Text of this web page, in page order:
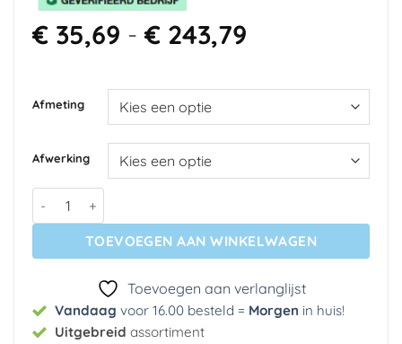
€35,69 - €243,79Prijsklasse:
tot
Afmeting
Afwerking
Fotobehang - Cold city aantal
TOEVOEGEN AAN WINKELWAGEN
Toevoegen aan verlanglijst
Vandaag voor 16.00 besteld = Morgen in huis!
Uitgebreid assortiment